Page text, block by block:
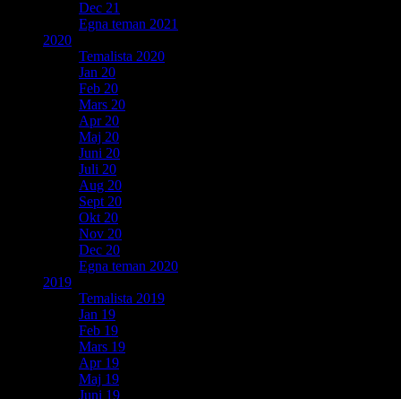
Dec 21
Egna teman 2021
2020
Temalista 2020
Jan 20
Feb 20
Mars 20
Apr 20
Maj 20
Juni 20
Juli 20
Aug 20
Sept 20
Okt 20
Nov 20
Dec 20
Egna teman 2020
2019
Temalista 2019
Jan 19
Feb 19
Mars 19
Apr 19
Maj 19
Juni 19